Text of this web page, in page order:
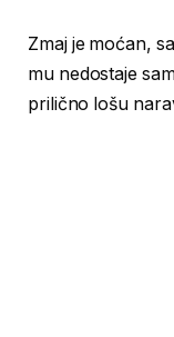
Zmaj je moćan,
mu nedostaje
prilično lošu